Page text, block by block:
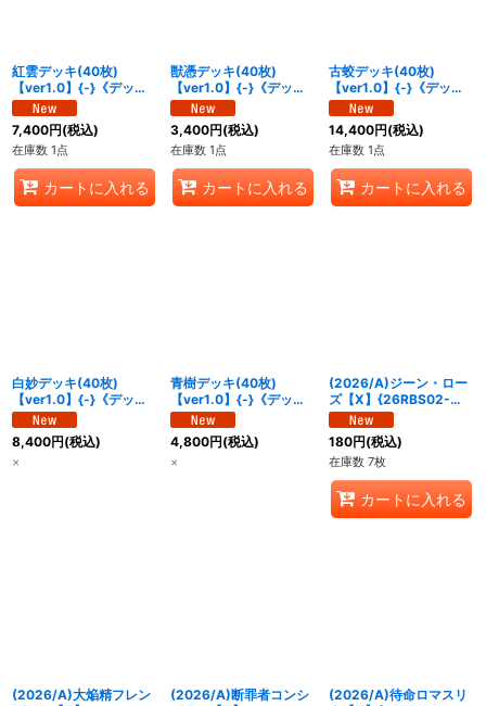
紅雲デッキ(40枚)
【ver1.0】{-}《デッキ
販売》
7,400円(税込)
在庫数 1点
カートに入れる
獣憑デッキ(40枚)
【ver1.0】{-}《デッキ
販売》
3,400円(税込)
在庫数 1点
カートに入れる
古蛟デッキ(40枚)
【ver1.0】{-}《デッキ
販売》
14,400円(税込)
在庫数 1点
カートに入れる
白妙デッキ(40枚)
【ver1.0】{-}《デッキ
販売》
8,400円(税込)
×
青樹デッキ(40枚)
【ver1.0】{-}《デッキ
販売》
4,800円(税込)
×
(2026/A)ジーン・ロー
ズ【X】{26RBS02-
X01}《赤》
180円(税込)
在庫数 7枚
カートに入れる
(2026/A)大焔精フレン
(2026/A)断罪者コンシ
(2026/A)待命ロマスリ